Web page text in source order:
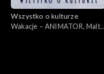
Wszystko o kulturze
Wakacje – ANIMATOR, Malta